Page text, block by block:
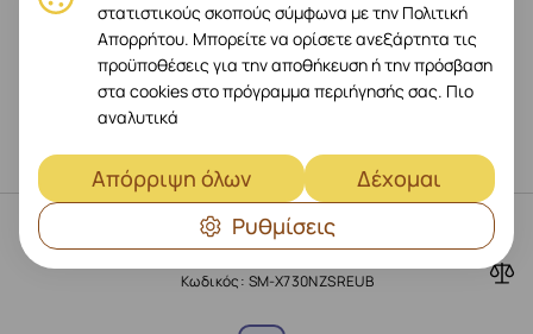
769
€ 899
€ -14%
Παράδοση μετά 09.08.2026
SAMSUNG Galaxy Tab S11, 128 GB,
Wi-Fi, Ασημένιο
Κωδικός: SM-X730NZSREUB
στατιστικούς σκοπούς σύμφωνα με την Πολιτική
Απορρήτου. Μπορείτε να ορίσετε ανεξάρτητα τις
προϋποθέσεις για την αποθήκευση ή την πρόσβαση
στα cookies στο πρόγραμμα περιήγησής σας. Πιο
αναλυτικά
Απόρριψη όλων
Δέχομαι
Ρυθμίσεις